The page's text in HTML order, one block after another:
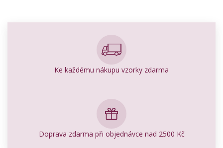
Ke každému nákupu vzorky zdarma
Doprava zdarma při objednávce nad 2500 Kč